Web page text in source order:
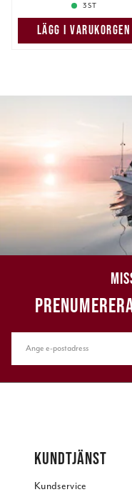
3 ST
LÄGG I VARUKORGEN
KUNDTJÄNST
Kundservice